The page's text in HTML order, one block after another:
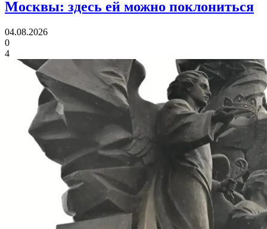
Москвы: здесь ей можно поклониться
04.08.2026
0
4